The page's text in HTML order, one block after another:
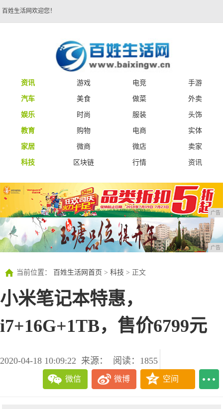
百姓生活网欢迎您！
资讯 游戏 电竞
手游
汽车
美食 做菜
外卖
娱乐
时尚 服装
头饰
教育
购物 电商
实体
家居
微商 微店
卖家
科技
区块链 行情 资讯
广告
广告
当前位置： 百姓生活网首页 > 科技 > 正文
小米笔记本特惠，
i7+16G+1TB，售价6799元
2020-04-18 10:09:22 来源： 阅读：1855
微信 微博 空间